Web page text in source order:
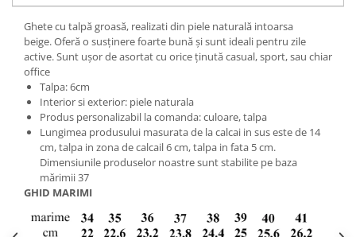
Ghete cu talpă groasă, realizati din piele naturală intoarsa
beige. Oferă o susținere foarte bună și sunt ideali pentru zile
active. Sunt ușor de asortat cu orice ținută casual, sport, sau chiar
office
Talpa: 6cm
Interior si exterior: piele naturala
Produs personalizabil la comanda: culoare, talpa
Lungimea produsului masurata de la calcai in sus este de 14
cm, talpa in zona de calcail 6 cm, talpa in fata 5 cm.
Dimensiunile produselor noastre sunt stabilite pe baza
mărimii 37
GHID MARIMI